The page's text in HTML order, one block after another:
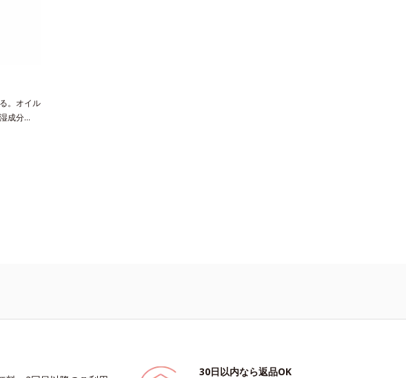
。オイル
成分
メイク
、アクア
ョンやポ
を絞って
30日以内なら返品OK